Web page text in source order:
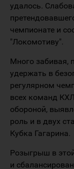
удалось.
чемпионате и
"Локомотиву".
Много забивая,
удержать в
регулярном
всех команд
обороной,
роль и в двух
Кубка Гагарина.
Розыгрыш в
и